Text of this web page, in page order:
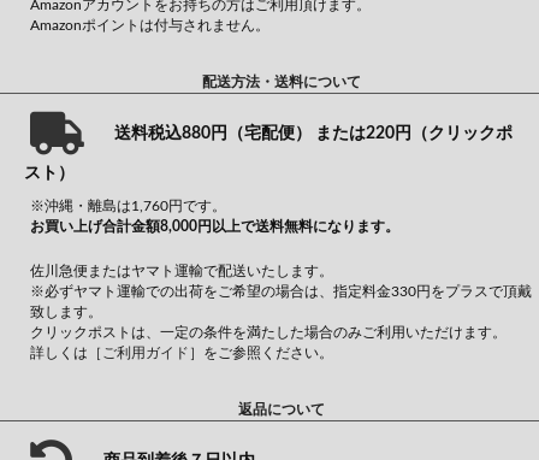
Amazonアカウントをお持ちの方はご利用頂けます。
Amazonポイントは付与されません。
配送方法・送料について
送料税込880円（宅配便） または220円（クリックポ
スト）
※沖縄・離島は1,760円です。
お買い上げ合計金額8,000円以上で送料無料になります。
佐川急便またはヤマト運輸で配送いたします。
※必ずヤマト運輸での出荷をご希望の場合は、指定料金330円をプラスで頂戴
致します。
クリックポストは、一定の条件を満たした場合のみご利用いただけます。
詳しくは ［ご利用ガイド］ をご参照ください。
返品について